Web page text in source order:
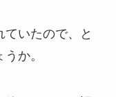
いたので、と
か。